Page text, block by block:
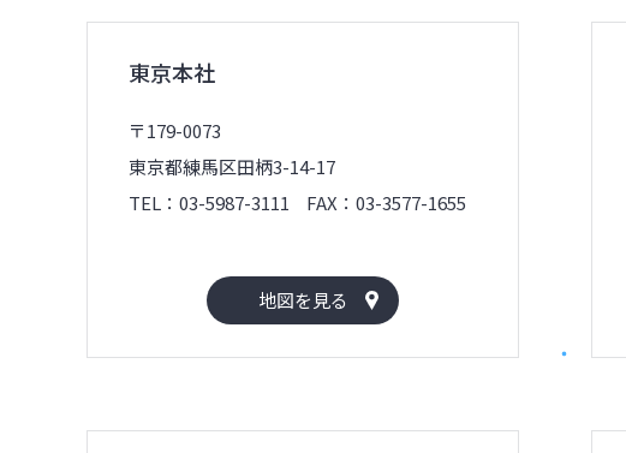
東京本社
〒179-0073
東京都練馬区田柄3-14-17
TEL：03-5987-3111
FAX：03-3577-1655
地図を見る